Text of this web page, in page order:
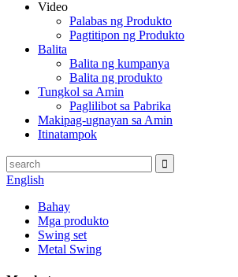
Video
Palabas ng Produkto
Pagtitipon ng Produkto
Balita
Balita ng kumpanya
Balita ng produkto
Tungkol sa Amin
Paglilibot sa Pabrika
Makipag-ugnayan sa Amin
Itinatampok
English
Bahay
Mga produkto
Swing set
Metal Swing